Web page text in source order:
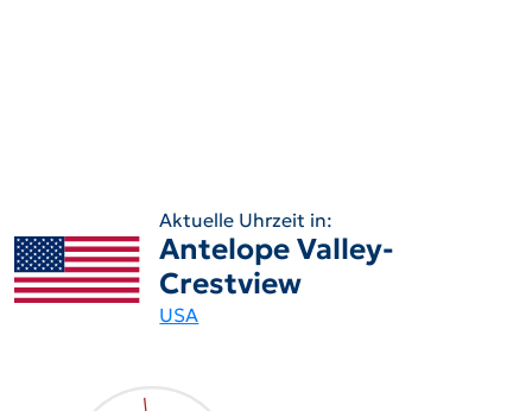
Aktuelle Uhrzeit in:
Antelope Valley-
Crestview
USA